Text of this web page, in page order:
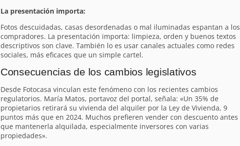
La presentación importa:
Fotos descuidadas, casas desordenadas o mal iluminadas espantan a los
compradores. La presentación importa: limpieza, orden y buenos textos
descriptivos son clave. También lo es usar canales actuales como redes
sociales, más eficaces que un simple cartel.
Consecuencias de los cambios legislativos
Desde Fotocasa vinculan este fenómeno con los recientes cambios
regulatorios. María Matos, portavoz del portal, señala: «Un 35% de
propietarios retirará su vivienda del alquiler por la Ley de Vivienda, 9
puntos más que en 2024. Muchos prefieren vender con descuento antes
que mantenerla alquilada, especialmente inversores con varias
propiedades».